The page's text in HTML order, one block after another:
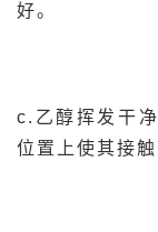
好。
c.乙醇挥发干
位置上使其接